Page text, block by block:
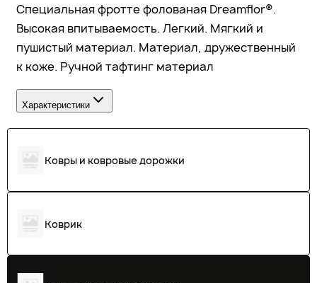
Специальная фротте фолованая Dreamflor®.
Высокая впитываемость. Легкий. Мягкий и
пушистый материал. Материал, дружественный
к коже. Ручной тафтинг материал
Характеристики
Ковры и ковровые дорожки
Коврик